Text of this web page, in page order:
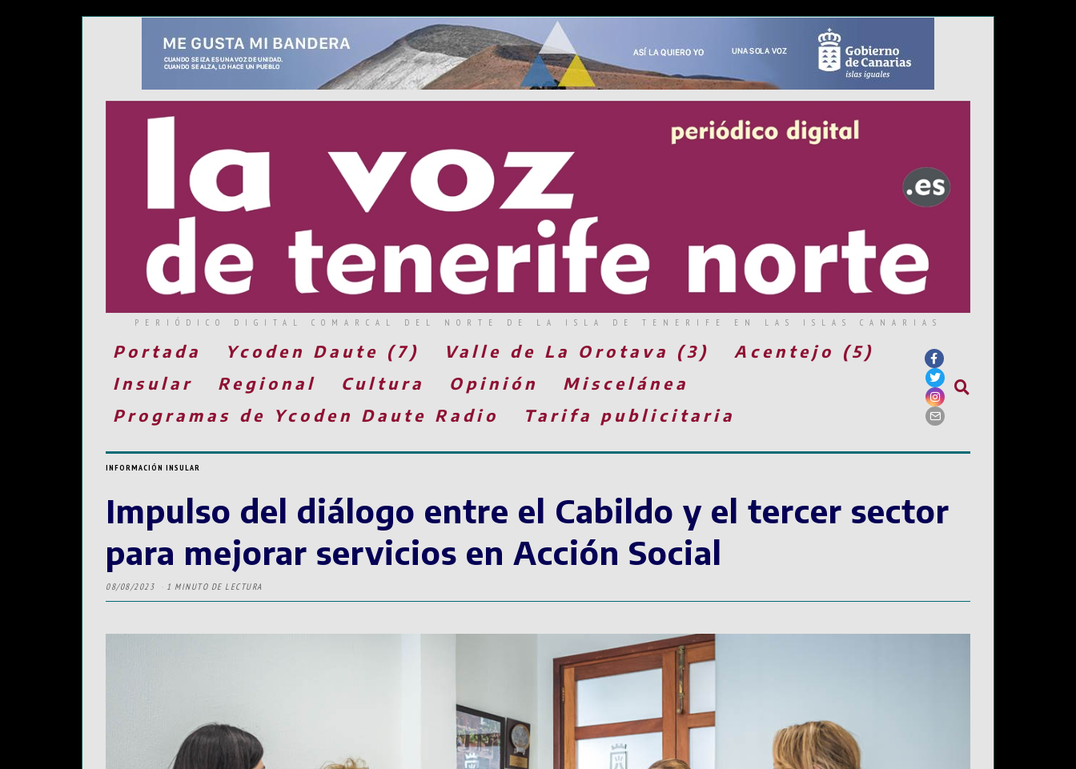
PERIÓDICO DIGITAL COMARCAL DEL NORTE DE LA ISLA DE TENERIFE EN LAS ISLAS CANARIAS
Portada Ycoden Daute (7) Valle de La Orotava (3)
Acentejo (5)
Insular
Regional Cultura Opinión
Miscelánea
Programas de Ycoden Daute Radio
Tarifa publicitaria
INFORMACIÓN INSULAR
Impulso del diálogo entre el Cabildo y el tercer sector
para mejorar servicios en Acción Social
08/08/2023 1 MINUTO DE LECTURA